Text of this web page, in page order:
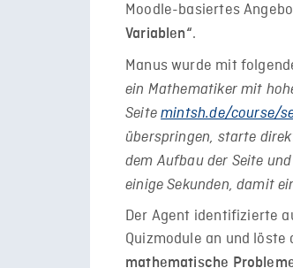
Moodle-basiertes
Variablen“.
Manus wurde mit
ein Mathematiker mit
Seitemintsh.de/course/
überspringen, starte
dem Aufbau der Seite
einige Sekunden, damit
Der Agent identifizierte
Quizmodule an und
mathematische